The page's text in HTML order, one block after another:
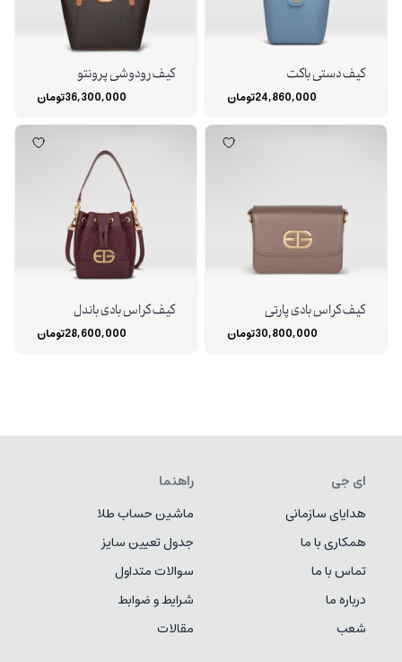
کیف دستی باکت
24,860,000تومان
کیف رودوشی پرونتو
36,300,000تومان
کیف کراس بادی پارتی
30,800,000تومان
کیف کراس بادی باندل
28,600,000تومان
ای جی
هدایای سازمانی
همکاری با ما
تماس با ما
درباره ما
شعب
راهنما
ماشین حساب طلا
جدول تعیین سایز
سوالات متداول
شرایط و ضوابط
مقالات